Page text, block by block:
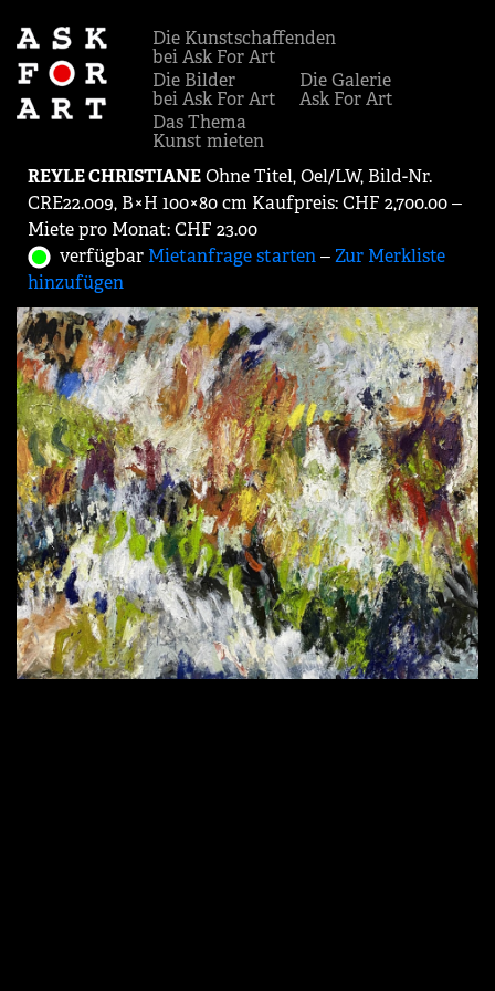
Die Kunstschaffenden
bei Ask For Art
Die Bilder
bei Ask For Art
Die Galerie
Ask For Art
Das Thema
Kunst mieten
REYLE CHRISTIANEOhne Titel, Oel/LW, Bild-Nr.
CRE22.009, B×H 100×80 cm Kaufpreis: CHF 2,700.00 ‒
Miete pro Monat: CHF 23.00
verfügbar Mietanfrage starten‒Zur Merkliste
hinzufügen